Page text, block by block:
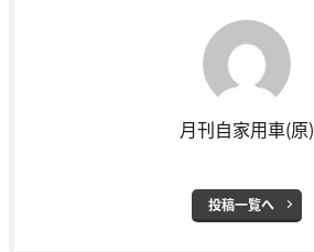
月刊自家用車(原)
投稿一覧へ